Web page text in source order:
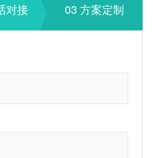
对接 03 方案定制